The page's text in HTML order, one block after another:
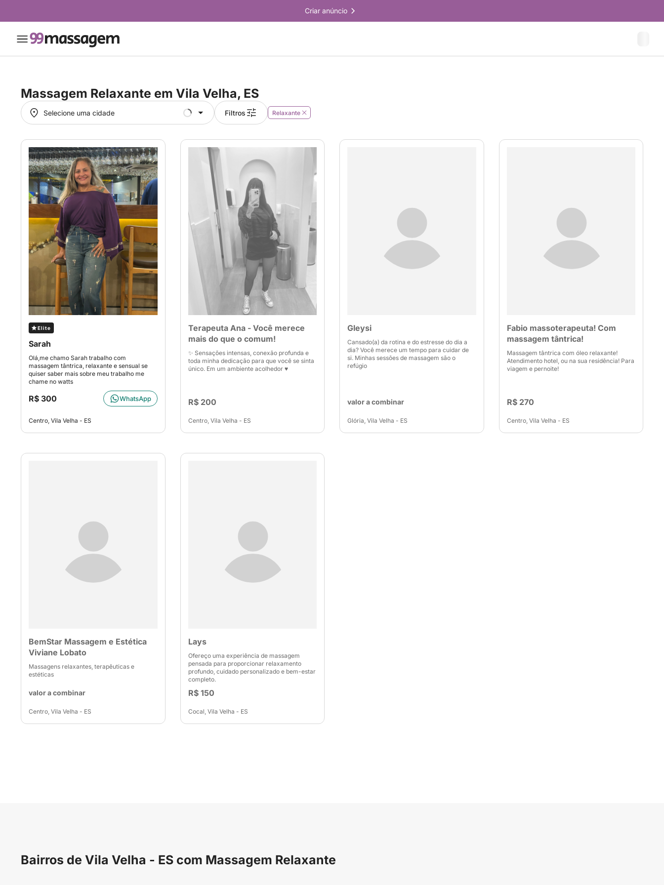
Criar anúncio
Massagem Relaxante em Vila Velha, ES
Selecione uma cidade
Selecione uma cidade Filtros Relaxante
Elite
Sarah
Olá,me chamo Sarah trabalho com
massagem tântrica, relaxante e sensual se
quiser saber mais sobre meu trabalho me
chame no watts
R$ 300 WhatsApp
Centro, Vila Velha - ES
Terapeuta Ana - Você merece
mais do que o comum!
✨ Sensações intensas, conexão profunda e
toda minha dedicação para que você se sinta
único. Em um ambiente acolhedor ♥️
R$ 200
Centro, Vila Velha - ES
Gleysi
Cansado(a) da rotina e do estresse do dia a
dia? Você merece um tempo para cuidar de
si. Minhas sessões de massagem são o
refúgio
valor a combinar
Glória, Vila Velha - ES
Fabio massoterapeuta! Com
massagem tântrica!
Massagem tântrica com óleo relaxante!
Atendimento hotel, ou na sua residência! Para
viagem e pernoite!
R$ 270
Centro, Vila Velha - ES
BemStar Massagem e Estética
Viviane Lobato
Massagens relaxantes, terapêuticas e
estéticas
valor a combinar
Centro, Vila Velha - ES
Lays
Ofereço uma experiência de massagem
pensada para proporcionar relaxamento
profundo, cuidado personalizado e bem-estar
completo.
R$ 150
Cocal, Vila Velha - ES
Bairros de Vila Velha - ES com Massagem Relaxante